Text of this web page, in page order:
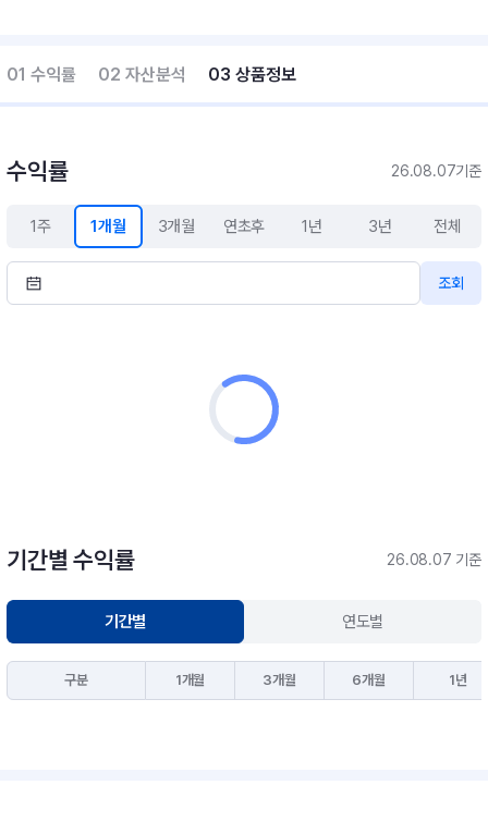
01 수익률 02 자산분석 03 상품정보
수익률 26.08.07기준
1주 1개월 3개월 연초후 1년 3년 전체
조회
기간별 수익률 26.08.07 기준
기간별 연도별
구분 1개월 3개월 6개월 1년